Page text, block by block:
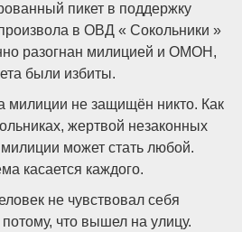
пикет в поддержку
в ОВД « Сокольники »
разогнан милицией и ОМОН,
были избиты.
милиции не защищён никто. Как
жертвой незаконных
может стать любой.
касается каждого.
не чувствовал себя
что вышел на улицу.